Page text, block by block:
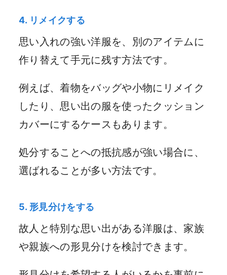
4. リメイクする
思い入れの強い洋服を、別のアイテムに
作り替えて手元に残す方法です。
例えば、着物をバッグや小物にリメイク
したり、思い出の服を使ったクッション
カバーにするケースもあります。
処分することへの抵抗感が強い場合に、
選ばれることが多い方法です。
5. 形見分けをする
故人と特別な思い出がある洋服は、家族
や親族への形見分けを検討できます。